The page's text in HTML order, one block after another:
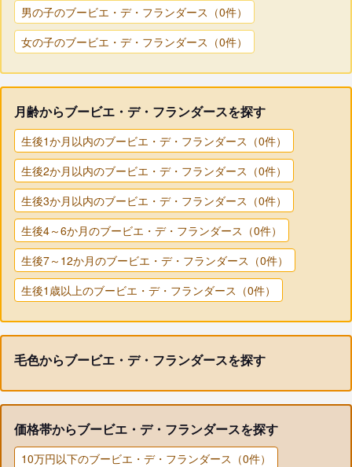
男の子のブービエ・デ・フランダース（0件）
女の子のブービエ・デ・フランダース（0件）
月齢からブービエ・デ・フランダースを探す
生後1か月以内のブービエ・デ・フランダース（0件）
生後2か月以内のブービエ・デ・フランダース（0件）
生後3か月以内のブービエ・デ・フランダース（0件）
生後4～6か月のブービエ・デ・フランダース（0件）
生後7～12か月のブービエ・デ・フランダース（0件）
生後1歳以上のブービエ・デ・フランダース（0件）
毛色からブービエ・デ・フランダースを探す
価格帯からブービエ・デ・フランダースを探す
10万円以下のブービエ・デ・フランダース（0件）